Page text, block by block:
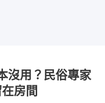
沒用？民俗專家
房間